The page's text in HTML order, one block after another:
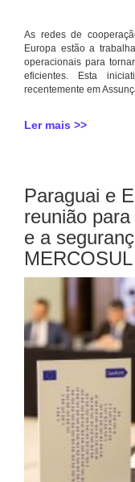
As redes de
Europa estão a
operacionais para
eficientes. Esta
recentemente em
Ler mais >>
Paraguai e
reunião
e a
MERCOSUL